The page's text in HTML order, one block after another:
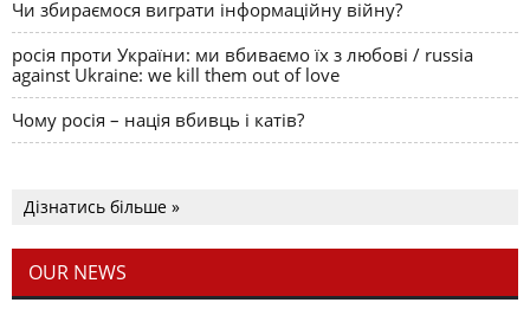
Чи збираємося виграти інформаційну війну?
росія проти України: ми вбиваємо їх з любові / russia
against Ukraine: we kill them out of love
Чому росія – нація вбивць і катів?
Дізнатись більше »
OUR NEWS